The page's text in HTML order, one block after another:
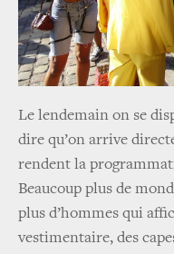
Le lendemain on se
dire qu’on arrive
rendent la
Beaucoup plus de
plus d’hommes qui
vestimentaire, des